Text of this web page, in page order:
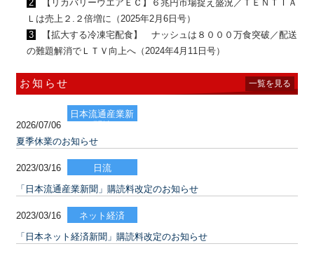
2
【リカバリーウエアＥＣ】６兆円市場捉え盛況／ＴＥＮＴＩＡ
Ｌは売上２.２倍増に（2025年2月6日号）
3
【拡大する冷凍宅配食】 ナッシュは８０００万食突破／配送
の難題解消でＬＴＶ向上へ（2024年4月11日号）
お知らせ 一覧を見る
2026/07/06
日本流通産業新
聞社
夏季休業のお知らせ
2023/03/16
日流
「日本流通産業新聞」購読料改定のお知らせ
2023/03/16
ネット経済
「日本ネット経済新聞」購読料改定のお知らせ